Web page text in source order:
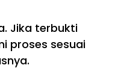
Jika terbukti
proses sesuai